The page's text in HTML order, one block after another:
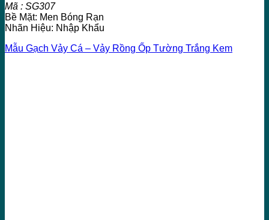
Mã : SG307
Bề Mặt: Men Bóng Rạn
Nhãn Hiệu: Nhập Khẩu
Mẫu Gạch Vảy Cá – Vảy Rồng Ốp Tường Trắng Kem